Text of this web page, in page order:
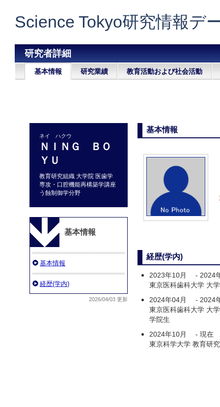
Science Tokyo研究情報デ
研究者詳細
基本情報 研究業績 教育活動および社会活動
ネイ ハクウ
ＮＩＮＧ ＢＯ
ＹＵ
教育研究組織 大学院 医歯学
専攻・口腔機能再構築学講座
う蝕制御学分野
基本情報
基本情報
経歴(学内)
2026/04/03 更新
基本情報
経歴(学内)
2023年10月 - 2024
東京医科歯科大学 大
2024年04月
- 2024
東京医科歯科大学 大
学院生
2024年10月
- 現在
東京科学大学 教育研